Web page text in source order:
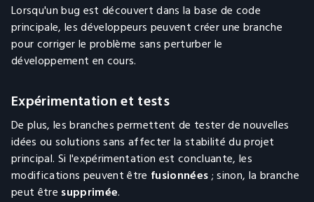
Lorsqu'un bug est découvert dans la base de code
principale, les développeurs peuvent créer une branche
pour corriger le problème sans perturber le
développement en cours.
Expérimentation et tests
De plus, les branches permettent de tester de nouvelles
idées ou solutions sans affecter la stabilité du projet
principal. Si l'expérimentation est concluante, les
modifications peuvent être fusionnées; sinon, la branche
peut être supprimée.